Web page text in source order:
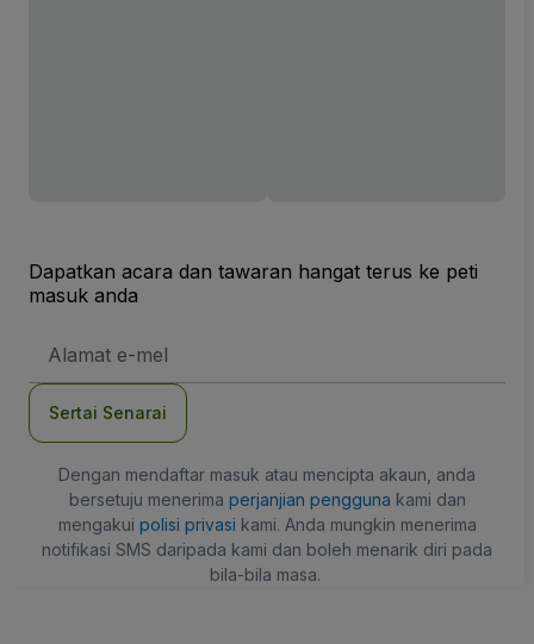
Dapatkan acara dan tawaran hangat terus ke peti
masuk anda
E-
Sertai Senarai
Dengan mendaftar masuk atau mencipta akaun, anda
bersetuju menerima perjanjian pengguna kami dan
mengakui polisi privasi kami. Anda mungkin menerima
notifikasi SMS daripada kami dan boleh menarik diri pada
bila-bila masa.